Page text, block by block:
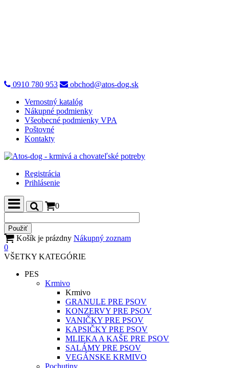
0910 780 953
obchod@atos-dog.sk
Vernostný katalóg
Nákupné podmienky
Všeobecné podmienky VPA
Poštovné
Kontakty
Registrácia
Prihlásenie
0
Košík je prázdny Nákupný zoznam
0
VŠETKY KATEGÓRIE
PES
Krmivo
Krmivo
GRANULE PRE PSOV
KONZERVY PRE PSOV
VANIČKY PRE PSOV
KAPSIČKY PRE PSOV
MLIEKA A KAŠE PRE PSOV
SALÁMY PRE PSOV
VEGÁNSKE KRMIVO
Pochutiny